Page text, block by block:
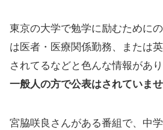
東京の大学で勉学に励むために
は医者・医療関係勤務、または
されてるなどと色んな情報があり
一般人の方で公表はされていませ
宮脇咲良さんがある番組で、中